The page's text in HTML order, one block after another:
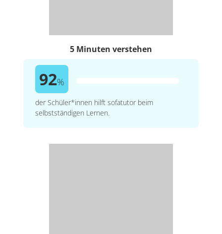
5 Minuten verstehen
92%
der Schüler*innen hilft sofatutor beim
selbstständigen Lernen.